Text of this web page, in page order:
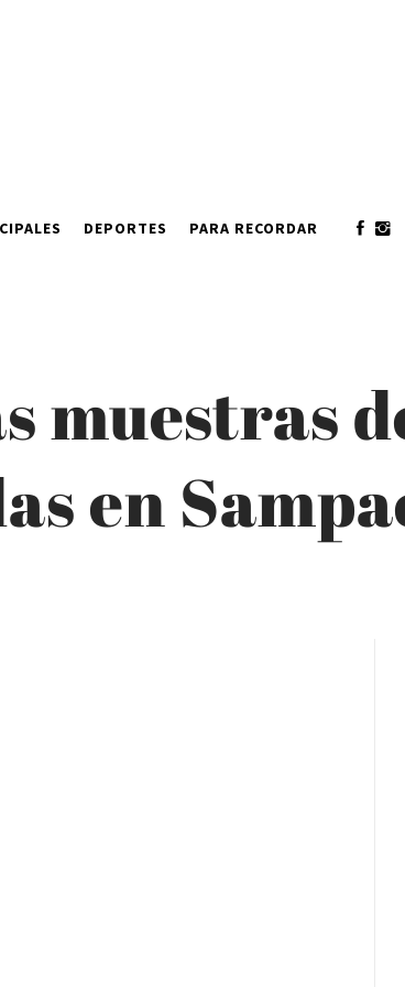
DEPORTES PARA RECORDAR
muestras
en